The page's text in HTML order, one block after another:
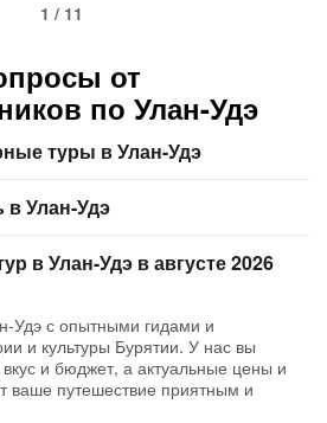
1 / 11
от
по Улан-Удэ
туры в Улан-Удэ
в Улан-Удэ
в Улан-Удэ в августе 2026
Удэ с опытными гидами и
и культуры Бурятии. У нас вы
и бюджет, а актуальные цены и
ваше путешествие приятным и